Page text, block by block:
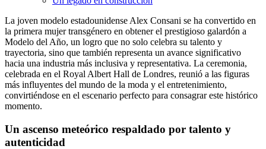
La joven modelo estadounidense Alex Consani se ha convertido en
la primera mujer transgénero en obtener el prestigioso galardón a
Modelo del Año, un logro que no solo celebra su talento y
trayectoria, sino que también representa un avance significativo
hacia una industria más inclusiva y representativa. La ceremonia,
celebrada en el Royal Albert Hall de Londres, reunió a las figuras
más influyentes del mundo de la moda y el entretenimiento,
convirtiéndose en el escenario perfecto para consagrar este histórico
momento.
Un ascenso meteórico respaldado por talento y
autenticidad